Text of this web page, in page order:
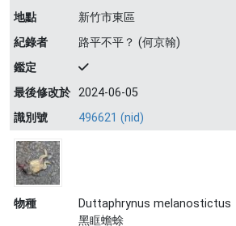
地點
新竹市東區
紀錄者
路平不平？ (何京翰)
鑑定
最後修改於 2024-06-05
識別號
496621 (nid)
物種
Duttaphrynus melanostictus
黑眶蟾蜍